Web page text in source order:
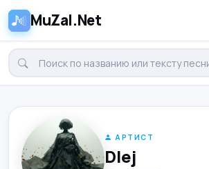
MuZal.Net
АРТИСТ
Dlej